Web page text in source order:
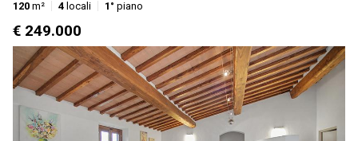
120 m² 4 locali 1° piano
€ 249.000